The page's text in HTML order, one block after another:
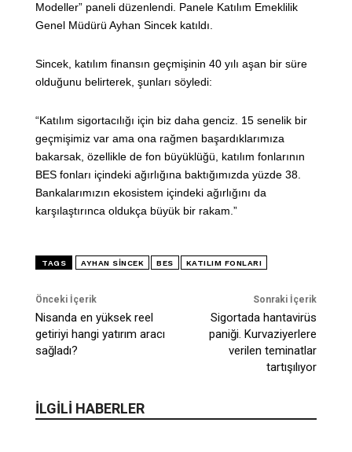
Modeller” paneli düzenlendi. Panele Katılım Emeklilik
Genel Müdürü Ayhan Sincek katıldı.
Sincek, katılım finansın geçmişinin 40 yılı aşan bir süre
olduğunu belirterek, şunları söyledi:
“Katılım sigortacılığı için biz daha genciz. 15 senelik bir
geçmişimiz var ama ona rağmen başardıklarımıza
bakarsak, özellikle de fon büyüklüğü, katılım fonlarının
BES fonları içindeki ağırlığına baktığımızda yüzde 38.
Bankalarımızın ekosistem içindeki ağırlığını da
karşılaştırınca oldukça büyük bir rakam.”
TAGS AYHAN SINCEK BES KATILIM FONLARI
Önceki İçerik
Nisanda en yüksek reel
getiriyi hangi yatırım aracı
sağladı?
Sonraki İçerik
Sigortada hantavirüs
paniği. Kurvaziyerlere
verilen teminatlar
tartışılıyor
İLGİLİ HABERLER